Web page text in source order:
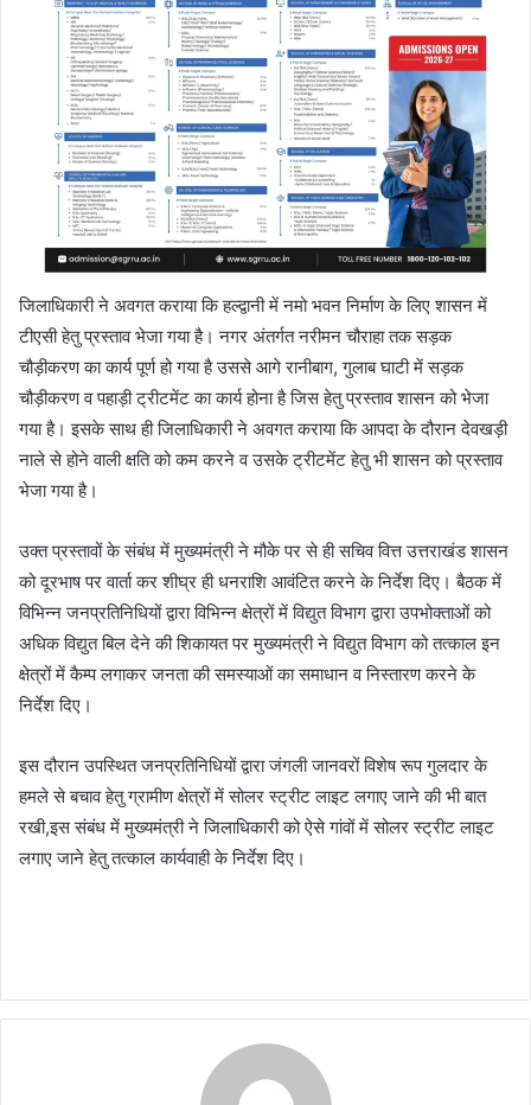
जिलाधिकारी ने अवगत कराया कि हल्द्वानी में नमो भवन निर्माण के लिए शासन में
टीएसी हेतु प्रस्ताव भेजा गया है। नगर अंतर्गत नरीमन चौराहा तक सड़क
चौड़ीकरण का कार्य पूर्ण हो गया है उससे आगे रानीबाग, गुलाब घाटी में सड़क
चौड़ीकरण व पहाड़ी ट्रीटमेंट का कार्य होना है जिस हेतु प्रस्ताव शासन को भेजा
गया है। इसके साथ ही जिलाधिकारी ने अवगत कराया कि आपदा के दौरान देवखड़ी
नाले से होने वाली क्षति को कम करने व उसके ट्रीटमेंट हेतु भी शासन को प्रस्ताव
भेजा गया है।
उक्त प्रस्तावों के संबंध में मुख्यमंत्री ने मौके पर से ही सचिव वित्त उत्तराखंड शासन
को दूरभाष पर वार्ता कर शीघ्र ही धनराशि आवंटित करने के निर्देश दिए। बैठक में
विभिन्न जनप्रतिनिधियों द्वारा विभिन्न क्षेत्रों में विद्युत विभाग द्वारा उपभोक्ताओं को
अधिक विद्युत बिल देने की शिकायत पर मुख्यमंत्री ने विद्युत विभाग को तत्काल इन
क्षेत्रों में कैम्प लगाकर जनता की समस्याओं का समाधान व निस्तारण करने के
निर्देश दिए।
इस दौरान उपस्थित जनप्रतिनिधियों द्वारा जंगली जानवरों विशेष रूप गुलदार के
हमले से बचाव हेतु ग्रामीण क्षेत्रों में सोलर स्ट्रीट लाइट लगाए जाने की भी बात
रखी,इस संबंध में मुख्यमंत्री ने जिलाधिकारी को ऐसे गांवों में सोलर स्ट्रीट लाइट
लगाए जाने हेतु तत्काल कार्यवाही के निर्देश दिए।